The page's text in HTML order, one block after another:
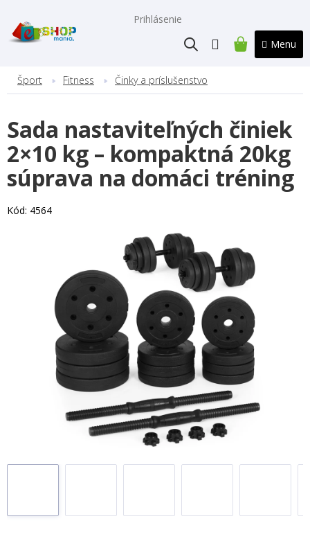
obsah
Prihlásenie
NÁKUPNÝ
Šport Fitness Činky a príslušenstvo
Sada nastaviteľných činiek
2×10 kg – kompaktná 20kg
súprava na domáci tréning
Kód: 4564